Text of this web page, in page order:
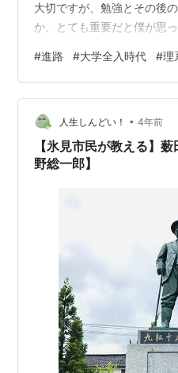
大切ですが、勉強とその後
か、とても重要だと僕が思
郎。 セメントや鶴見の埋立
善次郎や渋沢栄一とともに
実業家の一人です。 そんな
合中学校を設立します。教
なく、実学教育に重点を置
力を身に着けさせる科学技
#進路 #大学全入時代 #理
人生しんどい！ • 4年前
【氷見市民が教える】
野総一郎】